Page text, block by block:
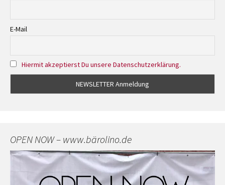
E-Mail
Hiermit akzeptierst Du unsere Datenschutzerklärung.
OPEN NOW – www.bärolino.de
Video-